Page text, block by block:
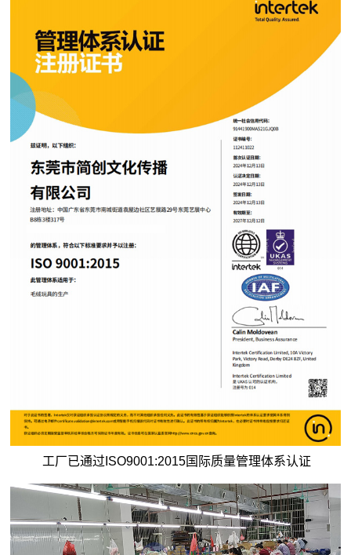
工厂已通过ISO9001:2015国际质量管理体系认证